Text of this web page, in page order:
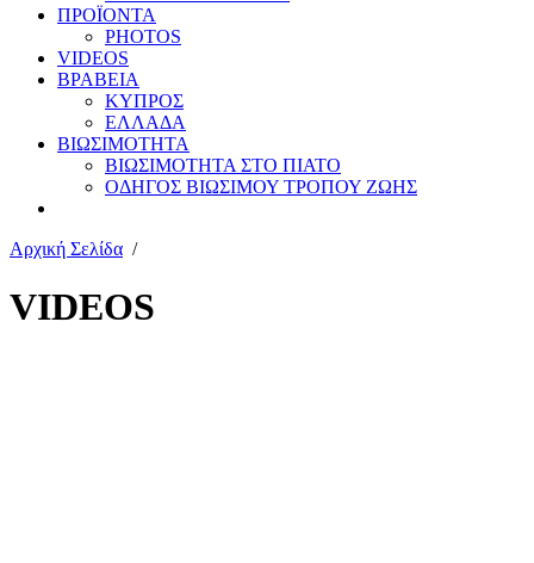
ΠΡΟΪΟΝΤΑ
PHOTOS
VIDEOS
ΒΡΑΒΕΙΑ
ΚΥΠΡΟΣ
ΕΛΛΑΔΑ
ΒΙΩΣΙΜΟΤΗΤΑ
ΒΙΩΣΙΜΟΤΗΤΑ ΣΤΟ ΠΙΑΤΟ
ΟΔΗΓΟΣ ΒΙΩΣΙΜΟΥ ΤΡΟΠΟΥ ΖΩΗΣ
Αρχική Σελίδα /
VIDEOS